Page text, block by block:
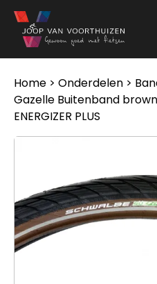
Ga naar de inhoud
Home > Onderdelen >
Gazelle Buitenband
ENERGIZER PLUS